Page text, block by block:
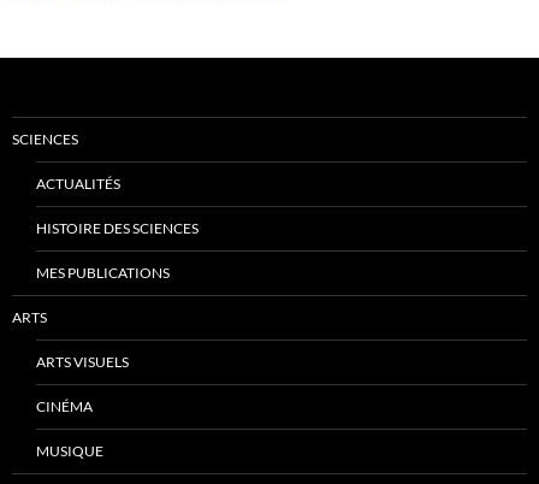
SCIENCES
ACTUALITÉS
HISTOIRE DES SCIENCES
MES PUBLICATIONS
ARTS
ARTS VISUELS
CINÉMA
MUSIQUE